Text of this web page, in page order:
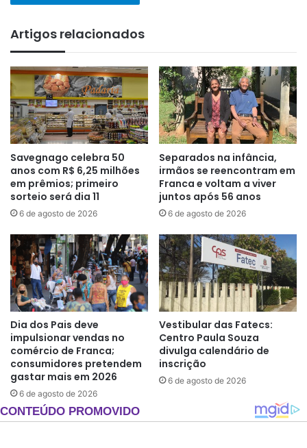
Artigos relacionados
Savegnago celebra 50
anos com R$ 6,25 milhões
em prêmios; primeiro
sorteio será dia 11
6 de agosto de 2026
Separados na infância,
irmãos se reencontram em
Franca e voltam a viver
juntos após 56 anos
6 de agosto de 2026
Dia dos Pais deve
impulsionar vendas no
comércio de Franca;
consumidores pretendem
gastar mais em 2026
6 de agosto de 2026
Vestibular das Fatecs:
Centro Paula Souza
divulga calendário de
inscrição
6 de agosto de 2026